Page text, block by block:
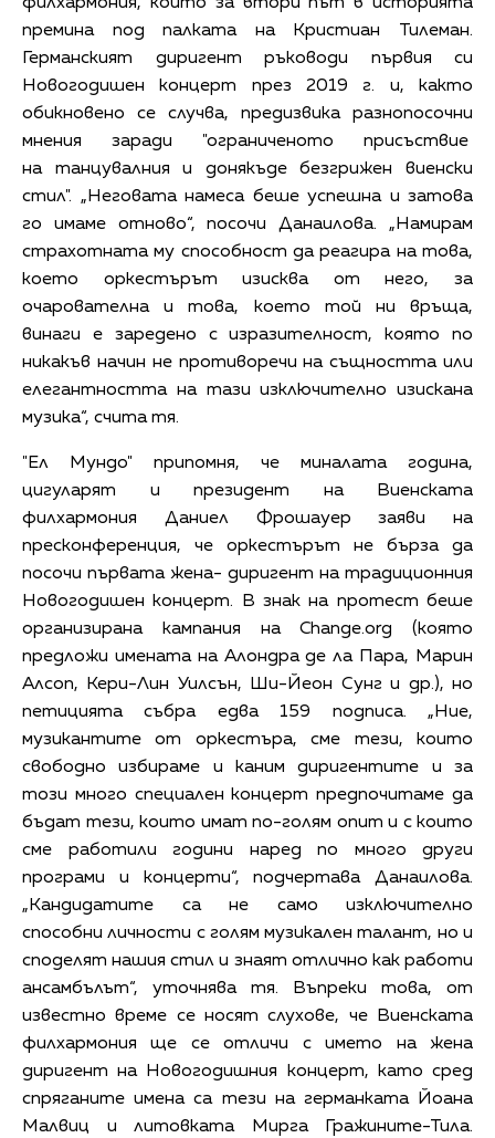
премина под палката на Кристиан Тилеман.
Германският диригент ръководи първия си
Новогодишен концерт през 2019 г. и, както
обикновено се случва, предизвика разнопосочни
мнения заради "ограниченото присъствие
на танцувалния и донякъде безгрижен виенски
стил". „Неговата намеса беше успешна и затова
го имаме отново“, посочи Данаилова. „Намирам
страхотната му способност да реагира на това,
което оркестърът изисква от него, за
очарователна и това, което той ни връща,
винаги е заредено с изразителност, която по
никакъв начин не противоречи на същността или
елегантността на тази изключително изискана
музика“, счита тя.
"Ел Мундо" припомня, че миналата година,
цигуларят и президент на Виенската
филхармония Даниел Фрошауер заяви на
пресконференция, че оркестърът не бърза да
посочи първата жена- диригент на традиционния
Новогодишен концерт. В знак на протест беше
организирана кампания на Change.org (която
предложи имената на Алондра де ла Пара, Марин
Алсоп, Кери-Лин Уилсън, Ши-Йеон Сунг и др.), но
петицията събра едва 159 подписа. „Ние,
музикантите от оркестъра, сме тези, които
свободно избираме и каним диригентите и за
този много специален концерт предпочитаме да
бъдат тези, които имат по-голям опит и с които
сме работили години наред по много други
програми и концерти“, подчертава Данаилова.
„Кандидатите са не само изключително
способни личности с голям музикален талант, но и
споделят нашия стил и знаят отлично как работи
ансамбълът“, уточнява тя. Въпреки това, от
известно време се носят слухове, че Виенската
филхармония ще се отличи с името на жена
диригент на Новогодишния концерт, като сред
спряганите имена са тези на германката Йоана
Малвиц и литовката Мирга Гражините-Тила.